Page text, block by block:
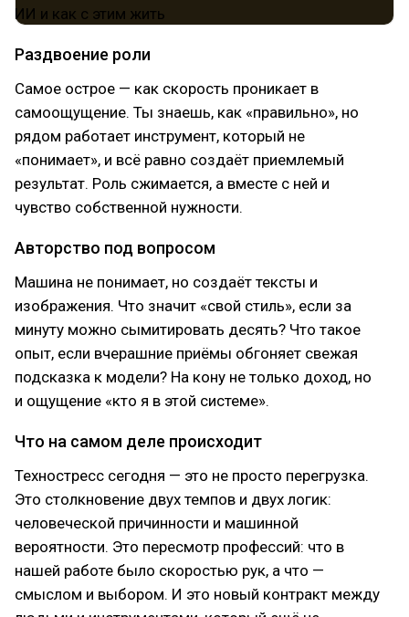
Раздвоение роли
Самое острое — как скорость проникает в
самоощущение. Ты знаешь, как «правильно», но
рядом работает инструмент, который не
«понимает», и всё равно создаёт приемлемый
результат. Роль сжимается, а вместе с ней и
чувство собственной нужности.
Авторство под вопросом
Машина не понимает, но создаёт тексты и
изображения. Что значит «свой стиль», если за
минуту можно сымитировать десять? Что такое
опыт, если вчерашние приёмы обгоняет свежая
подсказка к модели? На кону не только доход, но
и ощущение «кто я в этой системе».
Что на самом деле происходит
Техностресс сегодня — это не просто перегрузка.
Это столкновение двух темпов и двух логик:
человеческой причинности и машинной
вероятности. Это пересмотр профессий: что в
нашей работе было скоростью рук, а что —
смыслом и выбором. И это новый контракт между